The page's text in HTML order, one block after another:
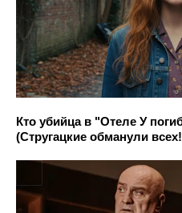
Кто убийца в "Отеле У
(Стругацкие обманули